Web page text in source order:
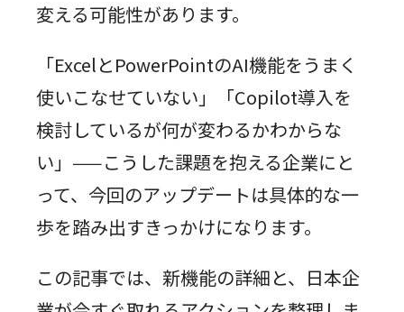
変える可能性があります。
「ExcelとPowerPointのAI機能をうまく
使いこなせていない」「Copilot導入を
検討しているが何が変わるかわからな
い」——こうした課題を抱える企業にと
って、今回のアップデートは具体的な一
歩を踏み出すきっかけになります。
この記事では、新機能の詳細と、日本企